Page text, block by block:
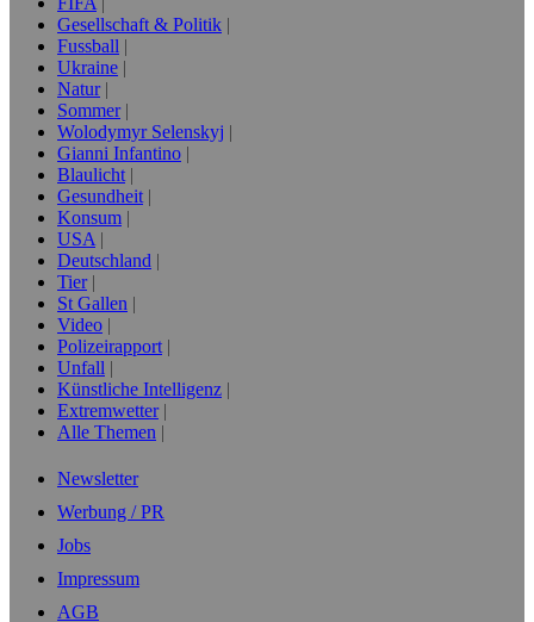
Gesellschaft & Politik
Fussball
Ukraine
Natur
Sommer
Wolodymyr Selenskyj
Gianni Infantino
Blaulicht
Gesundheit
Konsum
USA
Deutschland
Tier
St Gallen
Video
Polizeirapport
Unfall
Künstliche Intelligenz
Extremwetter
Alle Themen
Newsletter
Werbung / PR
Jobs
Impressum
AGB